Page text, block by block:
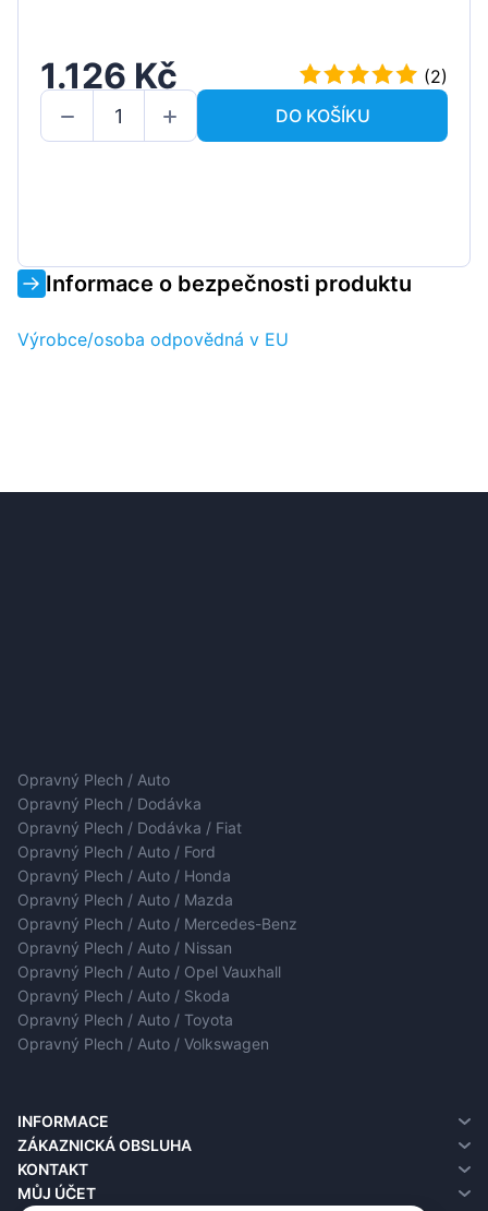
1.126 Kč
(2)
DO KOŠÍKU
Informace o bezpečnosti produktu
Výrobce/osoba odpovědná v EU
Opravný Plech / Auto
Opravný Plech / Dodávka
Opravný Plech / Dodávka / Fiat
Opravný Plech / Auto / Ford
Opravný Plech / Auto / Honda
Opravný Plech / Auto / Mazda
Opravný Plech / Auto / Mercedes-Benz
Opravný Plech / Auto / Nissan
Opravný Plech / Auto / Opel Vauxhall
Opravný Plech / Auto / Skoda
Opravný Plech / Auto / Toyota
Opravný Plech / Auto / Volkswagen
INFORMACE
O nás
Informace o doručení
Zásady ochrany osobních údajů
ZÁKAZNICKÁ OBSLUHA
Kontakt
Vrácení
KONTAKT
MŮJ ÚČET